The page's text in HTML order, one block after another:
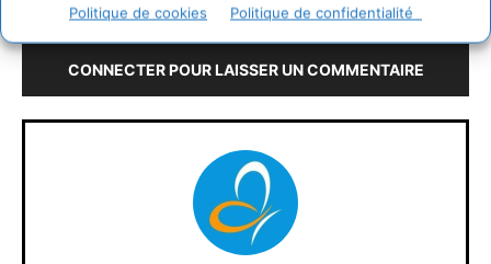
Politique de cookies Politique de confidentialité
LAISSER UN COMMENTAIRE
CONNECTER POUR LAISSER UN COMMENTAIRE